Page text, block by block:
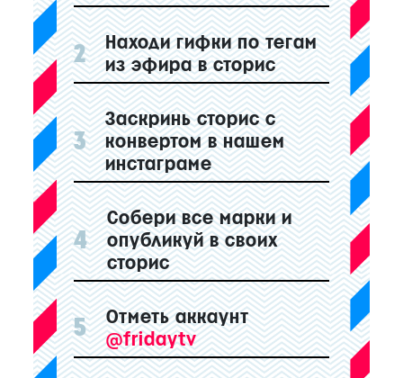
2
Находи гифки по тегам
из эфира в сторис
3
Заскринь сторис с
конвертом в нашем
инстаграме
4
Собери все марки и
опубликуй в своих
сторис
5
Отметь аккаунт
@fridaytv